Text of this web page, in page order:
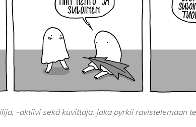
-aktiivi sekä kuvittaja, joka pyrkii ravistelemaan